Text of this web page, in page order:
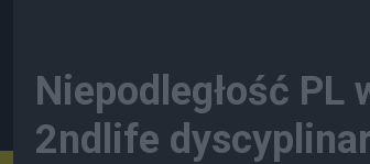
Niepodległość PL
2ndlife